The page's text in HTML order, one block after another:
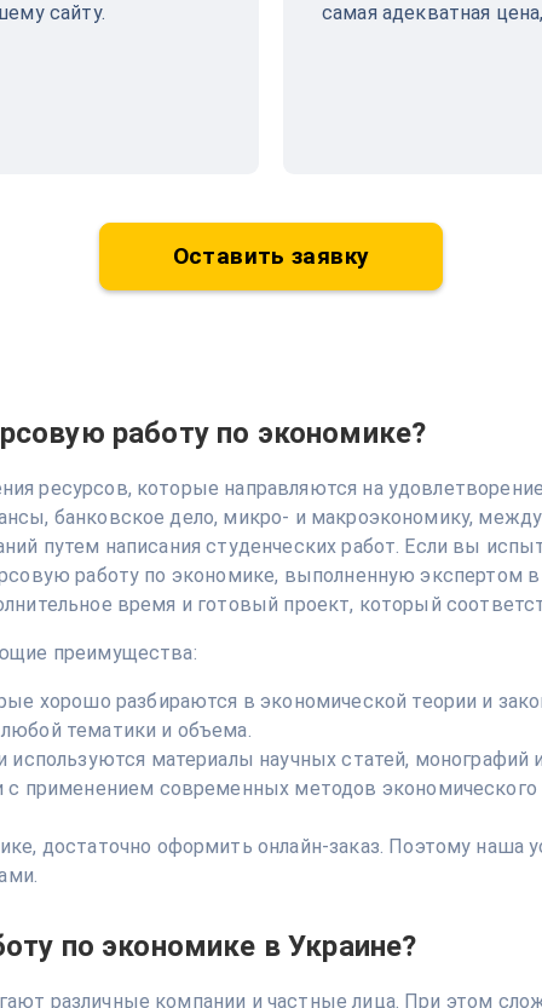
сайту.
самая адекватная
Оставить заявку
работу по экономике?
ресурсов, которые направляются на
банковское дело, микро- и макроэкономику,
путем написания студенческих работ. Если вы
работу по экономике, выполненную экспертом
время и готовый проект, который
преимущества:
хорошо разбираются в экономической теории и
тематики и объема.
используются материалы научных статей, монографий
применением современных методов экономического
достаточно оформить онлайн-заказ. Поэтому наша
по экономике в Украине?
различные компании и частные лица. При этом